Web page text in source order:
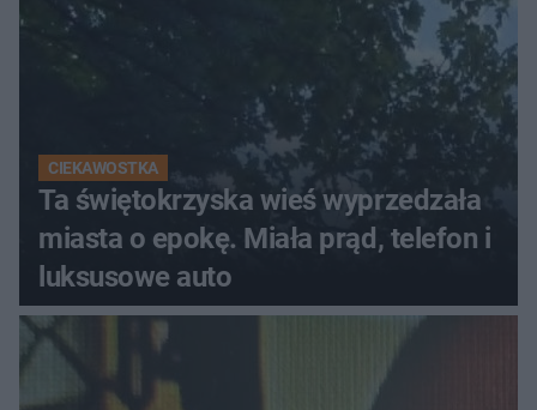
CIEKAWOSTKA
Ta świętokrzyska wieś wyprzedzała
miasta o epokę. Miała prąd, telefon i
luksusowe auto